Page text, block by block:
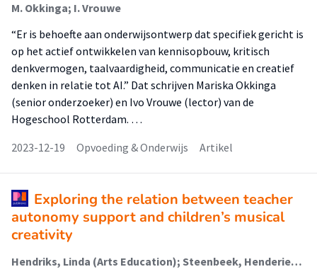
M. Okkinga; I. Vrouwe
“Er is behoefte aan onderwijsontwerp dat specifiek gericht is
op het actief ontwikkelen van kennisopbouw, kritisch
denkvermogen, taalvaardigheid, communicatie en creatief
denken in relatie tot AI.” Dat schrijven Mariska Okkinga
(senior onderzoeker) en Ivo Vrouwe (lector) van de
Hogeschool Rotterdam. …
2023-12-19
Opvoeding & Onderwijs Artikel
Exploring the relation between teacher
autonomy support and children’s musical
creativity
Hendriks, Linda (Arts Education); Steenbeek, Henderien (Diversity In Learning And Behavior); Bisschop Boele, Evert (Arts Education); van Geert, Paul L.C.